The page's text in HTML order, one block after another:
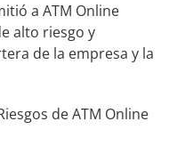
a ATM Online
alto riesgo y
de la empresa y la
de ATM Online